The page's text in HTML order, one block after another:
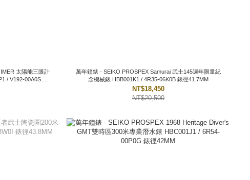
萬年鐘錶 - SEIKO PROSPEX Samurai 武士145週年限量紀
念機械錶 HBB001K1 / 4R35-06K0B 錶徑41.7MM
NT$18,450
NT$20,500